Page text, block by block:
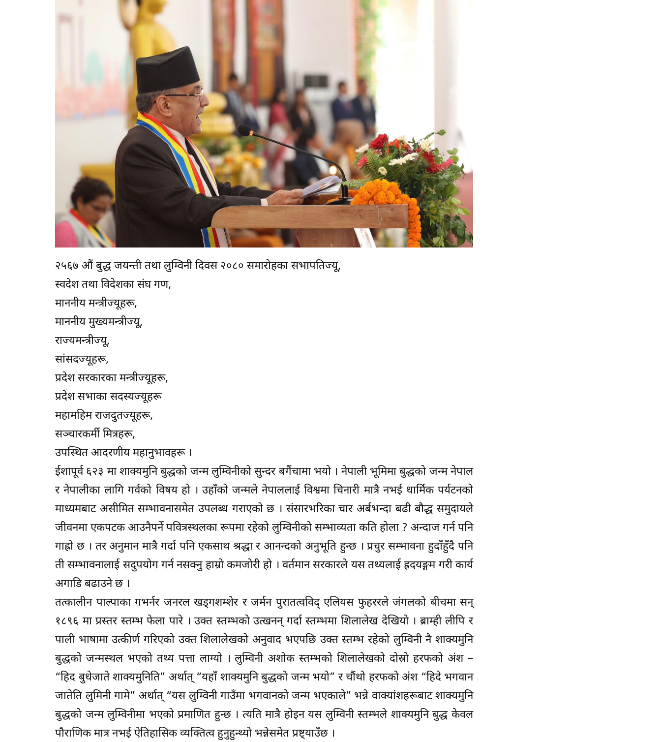
२५६७ औं बुद्ध जयन्ती तथा लुम्विनी दिवस २०८० समारोहका सभापतिज्यू,
स्वदेश तथा विदेशका संघ गण,
माननीय मन्त्रीज्यूहरू,
माननीय मुख्यमन्त्रीज्यू,
राज्यमन्त्रीज्यू,
सांसदज्यूहरू,
प्रदेश सरकारका मन्त्रीज्यूहरू,
प्रदेश सभाका सदस्यज्यूहरू
महामहिम राजदुतज्यूहरू,
सञ्चारकर्मी मित्रहरू,
उपस्थित आदरणीय महानुभावहरू ।
ईशापूर्व ६२३ मा शाक्यमुनि बुद्धको जन्म लुम्विनीको सुन्दर बगैंचामा भयो । नेपाली भूमिमा बुद्धको जन्म नेपाल
र नेपालीका लागि गर्वको विषय हो । उहाँको जन्मले नेपाललाई विश्वमा चिनारी मात्रै नभई धार्मिक पर्यटनको
माध्यमबाट असीमित सम्भावनासमेत उपलब्ध गराएको छ । संसारभरिका चार अर्बभन्दा बढी बौद्ध समुदायले
जीवनमा एकपटक आउनैपर्ने पवित्रस्थलका रूपमा रहेको लुम्विनीको सम्भाव्यता कति होला ? अन्दाज गर्न पनि
गाह्रो छ । तर अनुमान मात्रै गर्दा पनि एकसाथ श्रद्धा र आनन्दको अनुभूति हुन्छ । प्रचुर सम्भावना हुदाँहुँदै पनि
ती सम्भावनालाई सदुपयोग गर्न नसक्नु हाम्रो कमजोरी हो । वर्तमान सरकारले यस तथ्यलाई ह्रदयङ्गम गरी कार्य
अगाडि बढाउने छ ।
तत्कालीन पाल्पाका गभर्नर जनरल खड्गशम्शेर र जर्मन पुरातत्वविद् एलियस फुहररले जंगलको बीचमा सन्
१८९६ मा प्रस्तर स्तम्भ फेला पारे । उक्त स्तम्भको उत्खनन् गर्दा स्तम्भमा शिलालेख देखियो । ब्राम्ही लीपि र
पाली भाषामा उत्कीर्ण गरिएको उक्त शिलालेखको अनुवाद भएपछि उक्त स्तम्भ रहेको लुम्विनी नै शाक्यमुनि
बुद्धको जन्मस्थल भएको तथ्य पत्ता लाग्यो । लुम्विनी अशोक स्तम्भको शिलालेखको दोस्रो हरफको अंश –
“हिद बुधेजाते शाक्यमुनिति” अर्थात् “यहाँ शाक्यमुनि बुद्धको जन्म भयो” र चौंथो हरफको अंश “हिदे भगवान
जातेति लुमिनी गामे” अर्थात् “यस लुम्विनी गाउँमा भगवानको जन्म भएकाले” भन्ने वाक्यांशहरूबाट शाक्यमुनि
बुद्धको जन्म लुम्विनीमा भएको प्रमाणित हुन्छ । त्यति मात्रै होइन यस लुम्विनी स्तम्भले शाक्यमुनि बुद्ध केवल
पौराणिक मात्र नभई ऐतिहासिक व्यक्तित्व हुनुहुन्थ्यो भन्नेसमेत प्रष्ट्याउँछ ।